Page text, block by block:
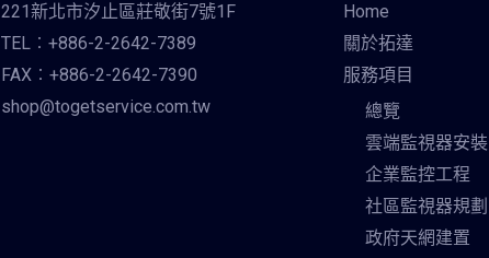
221新北市汐止區莊敬街7號1F
TEL︰+886-2-2642-7389
FAX︰+886-2-2642-7390
shop@togetservice.com.tw
Home
關於拓達
服務項目
總覽
雲端監視器安裝
企業監控工程
社區監視器規劃
政府天網建置